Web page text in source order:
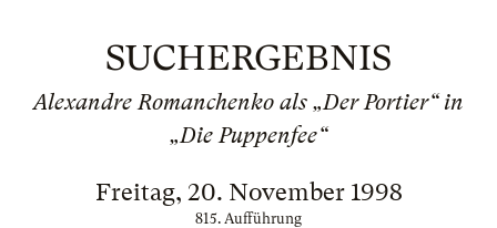
SUCHERGEBNIS
Alexandre Romanchenko als „Der Portier“ in
„Die Puppenfee“
Freitag, 20. November 1998
815. Aufführung